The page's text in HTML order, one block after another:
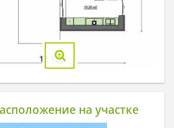
на участке